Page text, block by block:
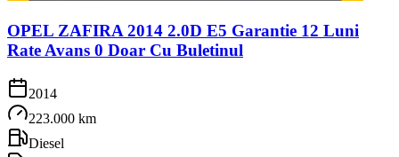
OPEL ZAFIRA 2014 2.0D E5 Garantie 12 Luni
Rate Avans 0 Doar Cu Buletinul
2014
223.000 km
Diesel